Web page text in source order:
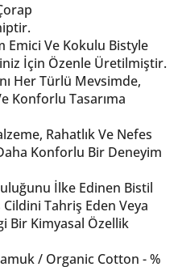
Emici Ve Kokulu Bistyle
İçin Özenle Üretilmiştir.
Her Türlü Mevsimde,
Konforlu Tasarıma
Rahatlık Ve Nefes
Konforlu Bir Deneyim
İlke Edinen Bistil
Tahriş Eden Veya
Bir Kimyasal Özellik
/ Organic Cotton - %